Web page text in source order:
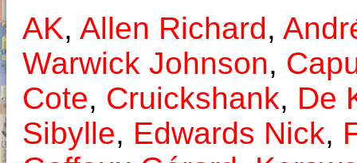
AK, Allen Richard,
Warwick Johnson,
Cote, Cruickshank, De
Sibylle, Edwards Nick,